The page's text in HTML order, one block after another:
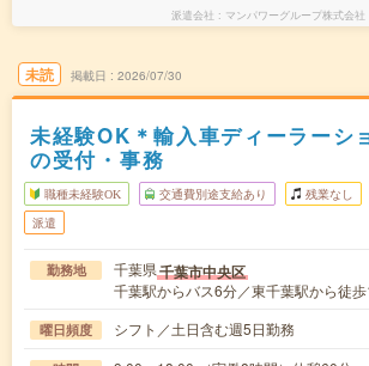
派遣会社 マンパワーグループ株式会社
未読 掲載日 2026/07/30
未経験OK＊輸入車ディーラーシ
の受付・事務
職種未経験OK 交通費別途支給あり 残業なし
派遣
勤務地 千葉県千葉市中央区
千葉駅からバス6分／東千葉駅から徒
曜日頻度 シフト／土日含む週5日勤務